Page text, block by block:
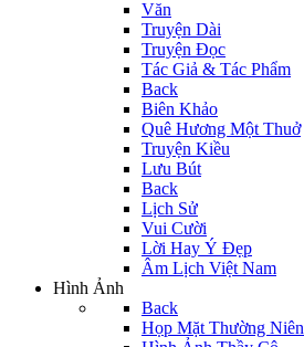
Văn
Truyện Dài
Truyện Đọc
Tác Giả & Tác Phẩm
Back
Biên Khảo
Quê Hương Một Thuở
Truyện Kiều
Lưu Bút
Back
Lịch Sử
Vui Cười
Lời Hay Ý Đẹp
Âm Lịch Việt Nam
Hình Ảnh
Back
Họp Mặt Thường Niên